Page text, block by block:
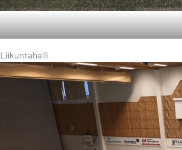
Lii­kun­ta­hal­li